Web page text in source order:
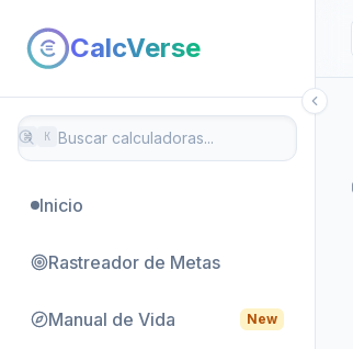
CalcVerse
⌘ K
Inicio
Rastreador de Metas
Manual de Vida New